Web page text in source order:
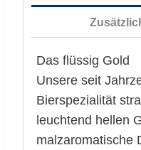
Das flüssig Gold
Unsere seit
Bierspezialität
leuchtend hellen
malzaromatische